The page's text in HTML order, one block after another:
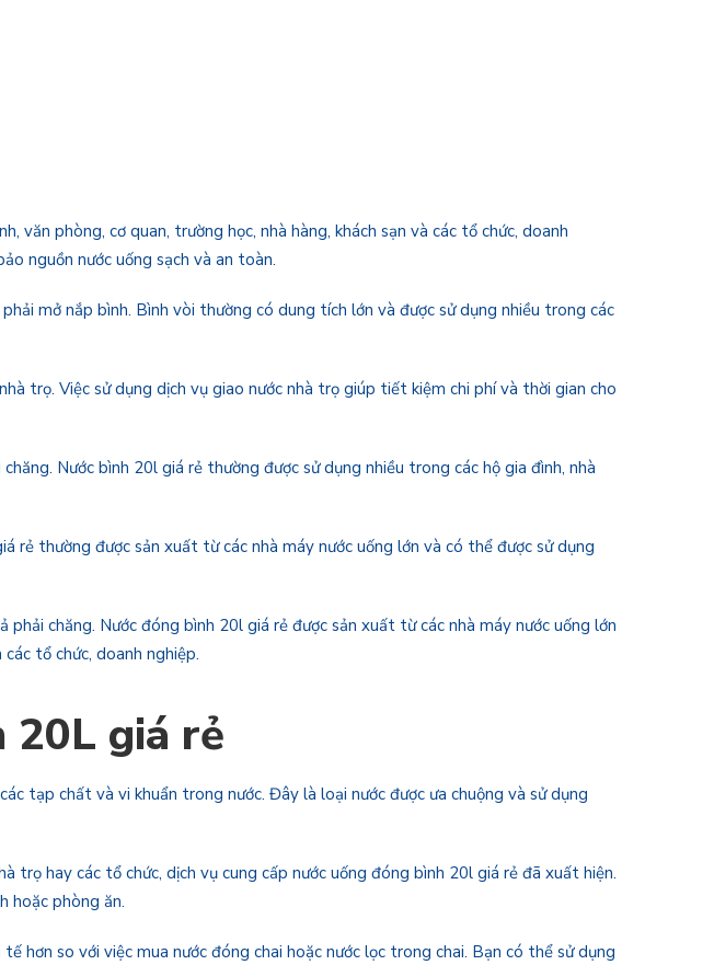
phòng, cơ quan, trường học, nhà hàng, khách sạn và các tổ chức, doanh
nguồn nước uống sạch và an toàn.
mở nắp bình. Bình vòi thường có dung tích lớn và được sử dụng nhiều trong các
trọ. Việc sử dụng dịch vụ giao nước nhà trọ giúp tiết kiệm chi phí và thời gian cho
Nước bình 20l giá rẻ thường được sử dụng nhiều trong các hộ gia đình, nhà
rẻ thường được sản xuất từ các nhà máy nước uống lớn và có thể được sử dụng
chăng. Nước đóng bình 20l giá rẻ được sản xuất từ các nhà máy nước uống lớn
tổ chức, doanh nghiệp.
20L giá rẻ
tạp chất và vi khuẩn trong nước. Đây là loại nước được ưa chuộng và sử dụng
trọ hay các tổ chức, dịch vụ cung cấp nước uống đóng bình 20l giá rẻ đã xuất hiện.
hoặc phòng ăn.
hơn so với việc mua nước đóng chai hoặc nước lọc trong chai. Bạn có thể sử dụng